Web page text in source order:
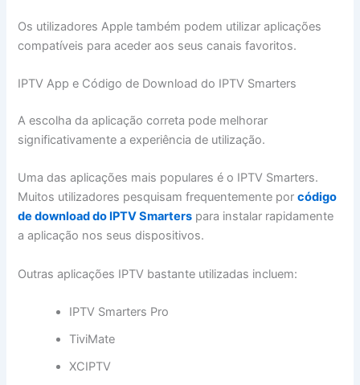
Os utilizadores Apple também podem utilizar aplicações
compatíveis para aceder aos seus canais favoritos.
IPTV App e Código de Download do IPTV Smarters
A escolha da aplicação correta pode melhorar
significativamente a experiência de utilização.
Uma das aplicações mais populares é o IPTV Smarters.
Muitos utilizadores pesquisam frequentemente porcódigo
de download do IPTV Smarters para instalar rapidamente
a aplicação nos seus dispositivos.
Outras aplicações IPTV bastante utilizadas incluem:
IPTV Smarters Pro
TiviMate
XCIPTV